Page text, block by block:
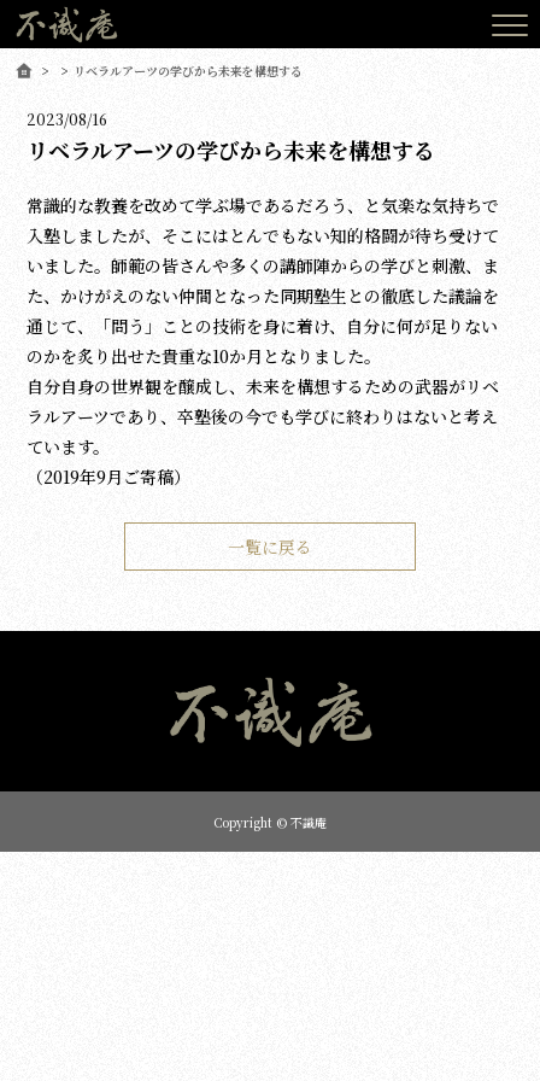
リベラルアーツの学びから未来を構想する
2023/08/16
リベラルアーツの学びから未来を構想する
常識的な教養を改めて学ぶ場であるだろう、と気楽な気持ちで
入塾しましたが、そこにはとんでもない知的格闘が待ち受けて
いました。師範の皆さんや多くの講師陣からの学びと刺激、ま
た、かけがえのない仲間となった同期塾生との徹底した議論を
通じて、「問う」ことの技術を身に着け、自分に何が足りない
のかを炙り出せた貴重な10か月となりました。
自分自身の世界観を醸成し、未来を構想するための武器がリベ
ラルアーツであり、卒塾後の今でも学びに終わりはないと考え
ています。
（2019年9月ご寄稿）
一覧に戻る
Copyright © 不識庵